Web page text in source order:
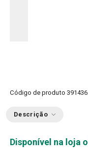
Código de produto
Descrição
Disponível na loja